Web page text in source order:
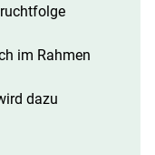
im Rahmen
dazu